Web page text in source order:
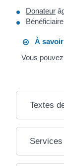
Donateur
À savoir
Vous
Textes